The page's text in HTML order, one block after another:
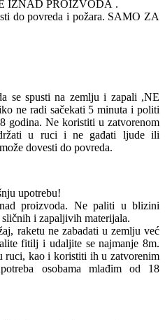
IZNAD PROIZVODA .
do povreda i požara. SAMO ZA
se spusti na zemlju i zapali ,NE
ne radi sačekati 5 minuta i politi
godina. Ne koristiti u zatvorenom
u ruci i ne gađati ljude ili
dovesti do povreda.
upotrebu!
proizvoda. Ne paliti u blizini
i zapaljivih materijala.
raketu ne zabadati u zemlju već
fitilj i udaljite se najmanje 8m.
ruci, kao i koristiti ih u zatvorenim
osobama mlađim od 18